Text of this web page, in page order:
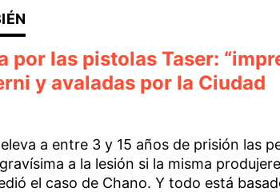
por las pistolas Taser:
y avaladas por la Ciudad
a entre 3 y 15 años de prisión las
a la lesión si la misma
el caso de Chano. Y todo está